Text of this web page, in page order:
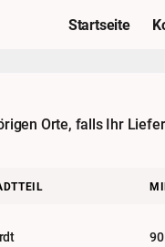
Startseite
Orte, falls Ihr